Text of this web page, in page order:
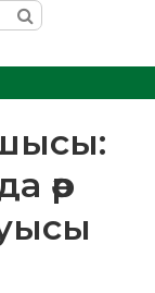
әр